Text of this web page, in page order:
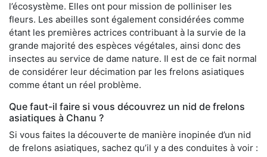
l’écosystème. Elles ont pour mission de polliniser les
fleurs. Les abeilles sont également considérées comme
étant les premières actrices contribuant à la survie de la
grande majorité des espèces végétales, ainsi donc des
insectes au service de dame nature. Il est de ce fait normal
de considérer leur décimation par les frelons asiatiques
comme étant un réel problème.
Que faut-il faire si vous découvrez un nid de frelons
asiatiques à Chanu ?
Si vous faites la découverte de manière inopinée d’un nid
de frelons asiatiques, sachez qu’il y a des conduites à voir :